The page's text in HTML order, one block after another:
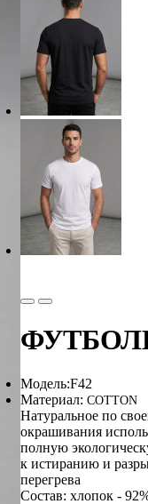
Модель:F42
Материал: COTTON
Натуральное по
окрашивания
полную
к истиранию и
перегрева
Состав: хлопок -